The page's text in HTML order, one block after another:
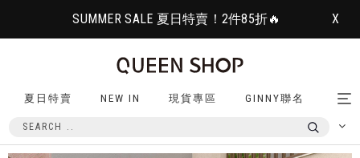
SUMMER SALE 夏日特賣！2件85折🔥 X
夏日特賣 NEW IN 現貨專區 GINNY聯名